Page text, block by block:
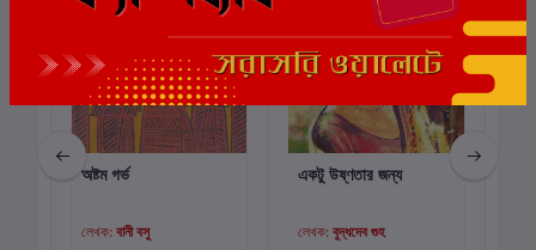
কার্টে যোগ করুন
অষ্টম গর্ভ
লেখক: বানী বসু
কার্টে যোগ করুন
একটু উষ্ণতার জন্য
লেখক: বুদ্ধদেব গুহ